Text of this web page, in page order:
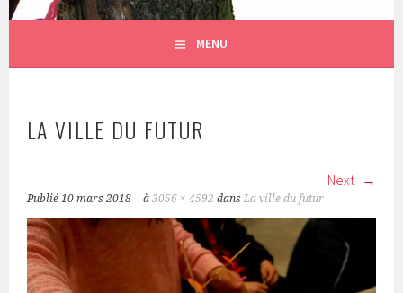
MENU
LA VILLE DU FUTUR
Next
Publié10 mars 2018 à3056 × 4592 dansLa ville du futur